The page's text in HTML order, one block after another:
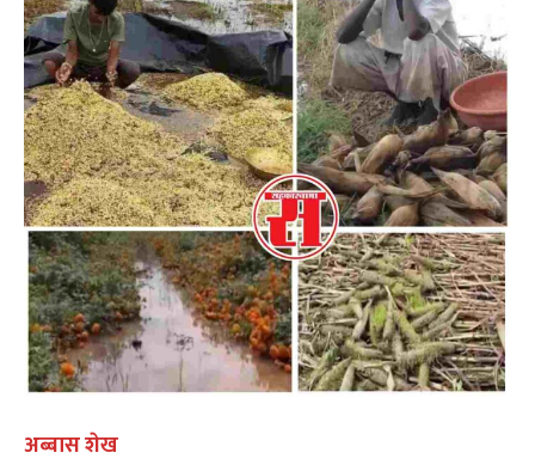
अब्बास शेख